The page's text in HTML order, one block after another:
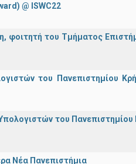
@ ISWC22
φοιτητή του Τμήματος
του Πανεπιστημίου
του
Νέα Πανεπιστήμια